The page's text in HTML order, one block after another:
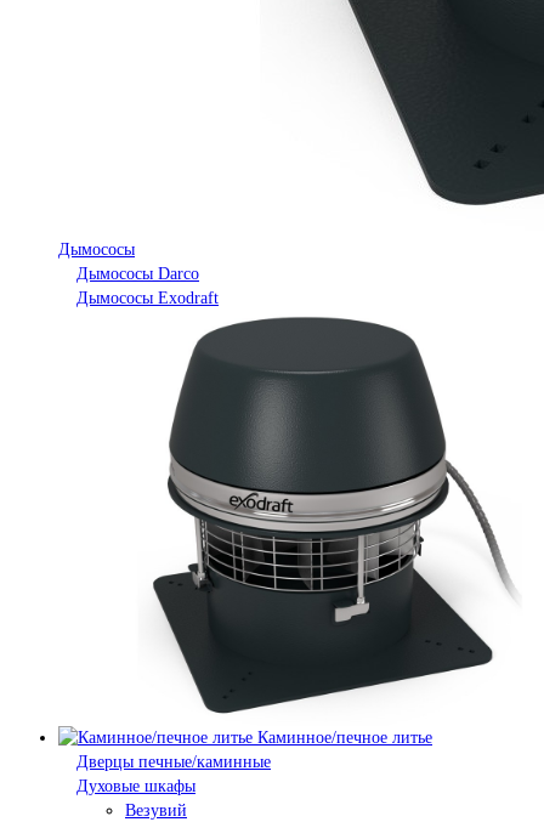
Дымососы
Дымососы Darco
Дымососы Exodraft
Каминное/печное литье
Дверцы печные/каминные
Духовые шкафы
Везувий